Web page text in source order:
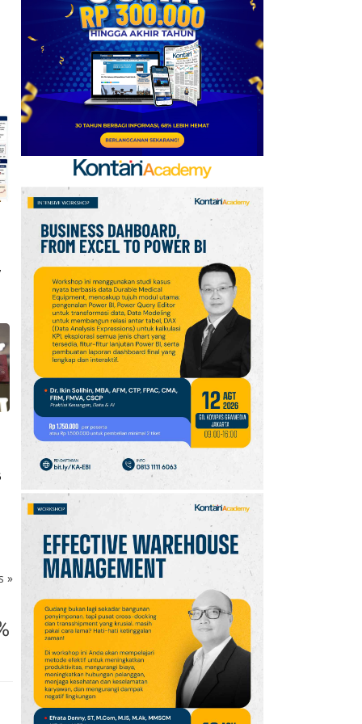
»
Jual SpaceX dan AMD
6
Prediksi Persib vs
Persebaya di Final Piala
Presiden 2026: Susunan
Pemain & Skor
Jadwal Persija vs Arema
FC Perebutan Juara 3
Piala Presiden 2026,
Kick-off Sore Ini
8
Simak Prakiraan Cuaca
Jawa Barat Kamis (6/8):
Waspada Hujan Ringan
di 3 Wilayah
Intip Prakiraan Cuaca
Sumsel Kamis (6/8):
Hujan Ringan
Mendominasi, Siapkan
Payung!